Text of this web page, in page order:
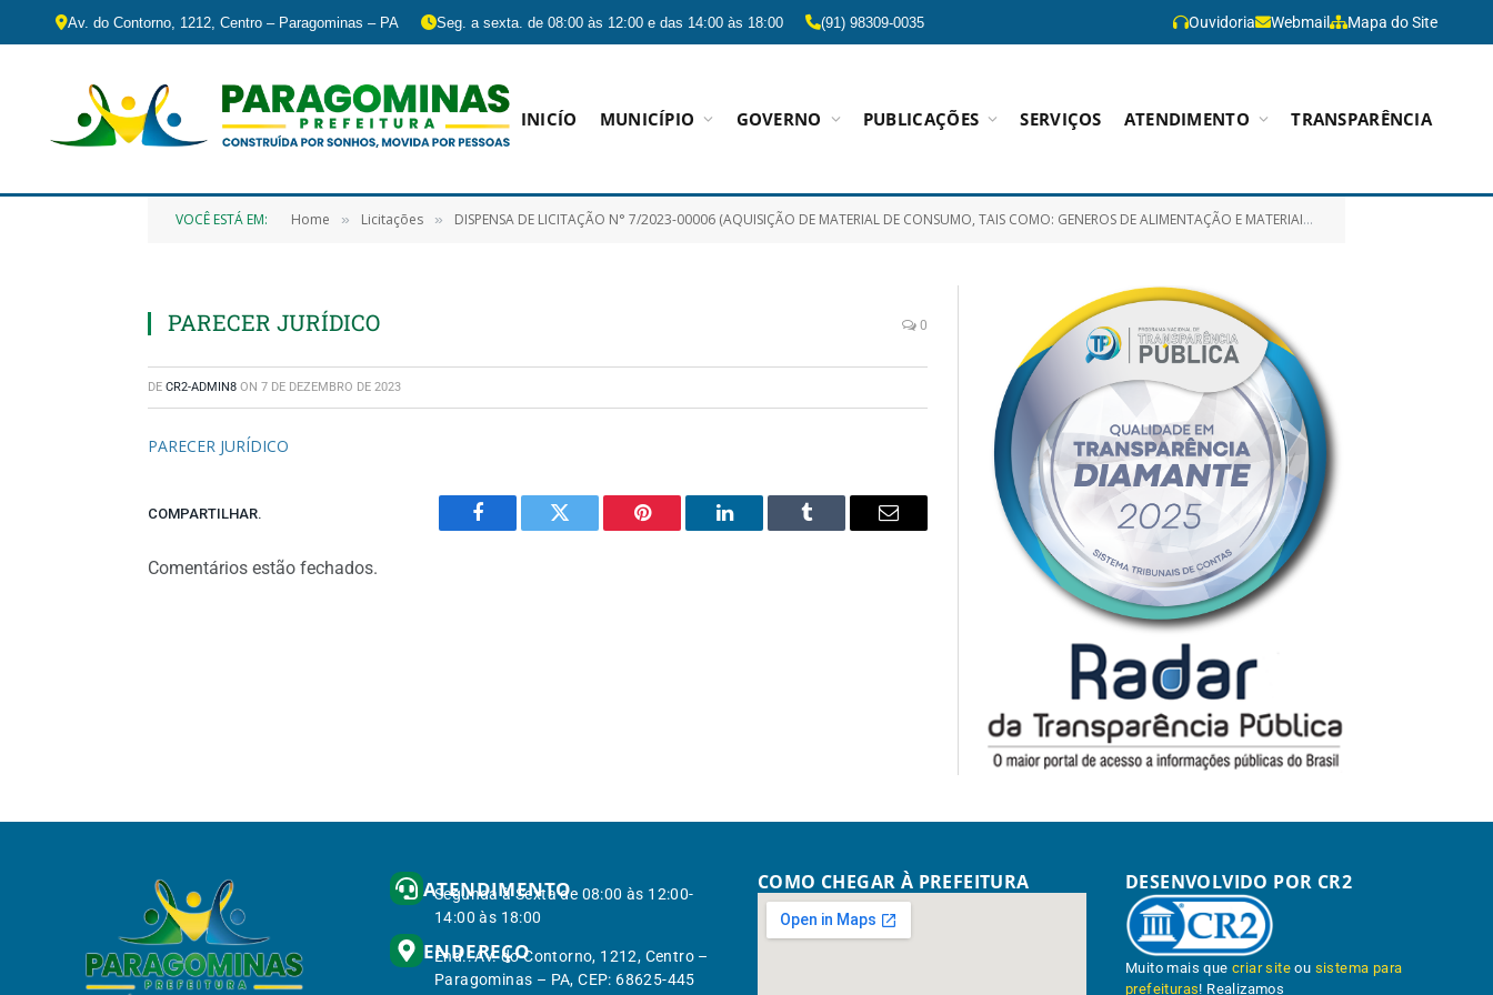
Av. do Contorno, 1212, Centro – Paragominas – PA Seg. a sexta. de 08:00 às 12:00 e das 14:00 às 18:00 (91) 98309-0035 Ouvidoria Webmail Mapa do Site
INICÍO MUNICÍPIO GOVERNO PUBLICAÇÕES SERVIÇOS ATENDIMENTO TRANSPARÊNCIA
VOCÊ ESTÁ EM: Home » Licitações » DISPENSA DE LICITAÇÃO N° 7/2023-00006 (AQUISIÇÃO DE MATERIAL DE CONSUMO, TAIS COMO: GENEROS DE ALIMENTAÇÃO E MATERIAIS DE LIMPEZA E PRODUTOS DE HIGIENIZAÇÃO PARA COMPOR CESTAS BASICAS PARA O BENEFICIO EVENTUAL DESTINADO AS FAMILIAS ATENDIDAS PELA SECRETARIA MUNICIPAL DE DESENVOLVIMENTO SOCIAL – SEMDES)
PARECER JURÍDICO 0
DE CR2-ADMIN8 ON 7 DE DEZEMBRO DE 2023
PARECER JURÍDICO
COMPARTILHAR.
Facebook Twitter Pinterest LinkedIn Tumblr Email
Comentários estão fechados.
ATENDIMENTO
Segunda à Sexta de 08:00 às 12:00-
14:00 às 18:00
ENDEREÇO
End.: Av. do Contorno, 1212, Centro –
Paragominas – PA, CEP: 68625-445
COMO CHEGAR À PREFEITURA DESENVOLVIDO POR CR2
Muito mais quecriar site ou sistema para
prefeituras! Realizamos